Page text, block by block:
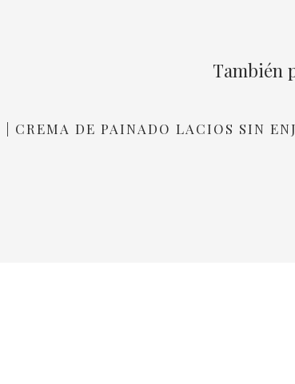
También
CREMA DE PAINADO LACIOS SIN